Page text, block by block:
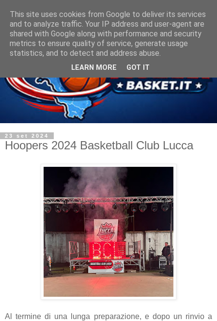
23 set 2024
Hoopers 2024 Basketball Club Lucca
Al termine di una lunga preparazione, e dopo un rinvio a
This site uses cookies from Google to deliver its services
and to analyze traffic. Your IP address and user-agent are
shared with Google along with performance and security
metrics to ensure quality of service, generate usage
statistics, and to detect and address abuse.
LEARN MORE GOT IT